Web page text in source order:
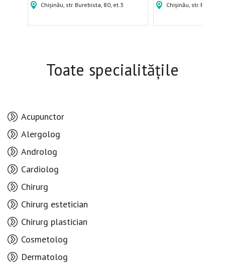
Chișinău, str. Burebista, 80, et.3 Chișinău, str. Puskin,
Toate specialitățile
Acupunctor
Alergolog
Androlog
Cardiolog
Chirurg
Chirurg estetician
Chirurg plastician
Cosmetolog
Dermatolog